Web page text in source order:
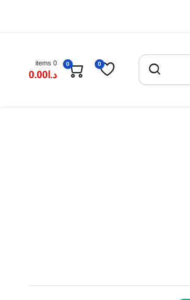
0
0
0 items
د.ا0.00